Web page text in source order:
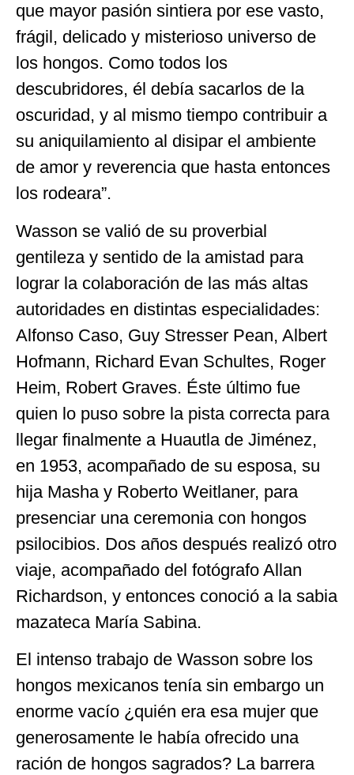
que mayor pasión sintiera por ese vasto,
frágil, delicado y misterioso universo de
los hongos. Como todos los
descubridores, él debía sacarlos de la
oscuridad, y al mismo tiempo contribuir a
su aniquilamiento al disipar el ambiente
de amor y reverencia que hasta entonces
los rodeara”.
Wasson se valió de su proverbial
gentileza y sentido de la amistad para
lograr la colaboración de las más altas
autoridades en distintas especialidades:
Alfonso Caso, Guy Stresser Pean, Albert
Hofmann, Richard Evan Schultes, Roger
Heim, Robert Graves. Éste último fue
quien lo puso sobre la pista correcta para
llegar finalmente a Huautla de Jiménez,
en 1953, acompañado de su esposa, su
hija Masha y Roberto Weitlaner, para
presenciar una ceremonia con hongos
psilocibios. Dos años después realizó otro
viaje, acompañado del fotógrafo Allan
Richardson, y entonces conoció a la sabia
mazateca María Sabina.
El intenso trabajo de Wasson sobre los
hongos mexicanos tenía sin embargo un
enorme vacío ¿quién era esa mujer que
generosamente le había ofrecido una
ración de hongos sagrados? La barrera